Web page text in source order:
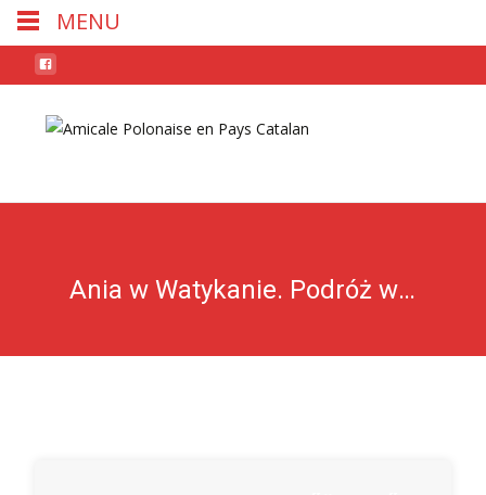
Ania w Watykanie. Podróż wokół Bazyliki św. Piotra.
MENU